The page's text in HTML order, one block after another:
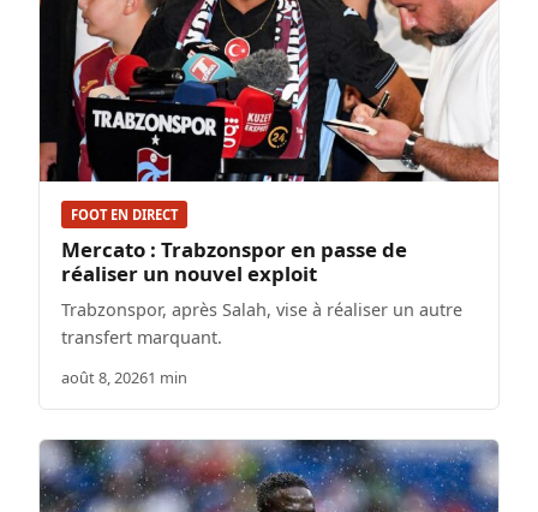
FOOT EN DIRECT
Mercato : Trabzonspor en passe de
réaliser un nouvel exploit
Trabzonspor, après Salah, vise à réaliser un autre
transfert marquant.
août 8, 20261 min